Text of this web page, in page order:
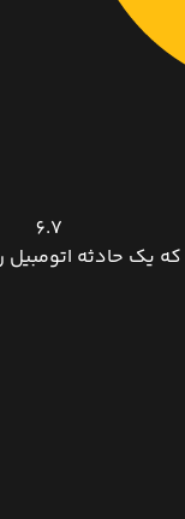
6.7
یک حادثه اتومبیل